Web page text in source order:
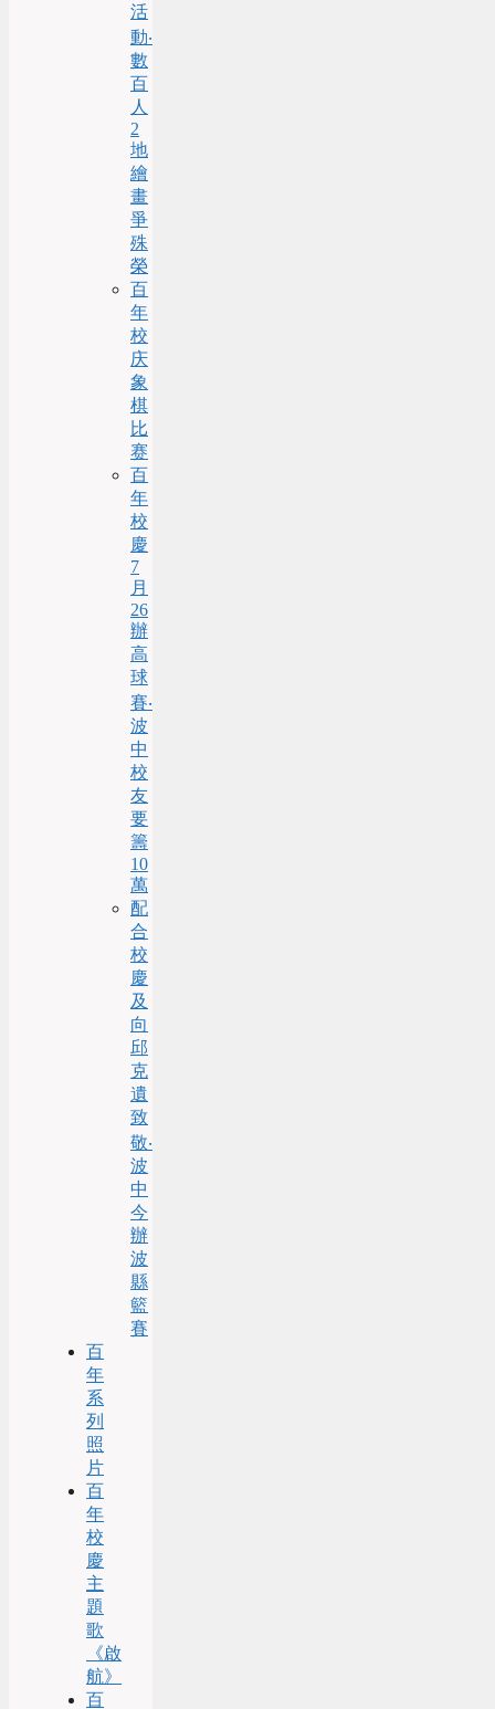
活
動‧
數
百
人
2
地
繪
畫
爭
殊
榮
百
年
校
庆
象
棋
比
赛
百
年
校
慶
7
月
26
辦
高
球
賽‧
波
中
校
友
要
籌
10
萬
配
合
校
慶
及
向
邱
克
遺
致
敬‧
波
中
今
辦
波
縣
籃
賽
百
年
系
列
照
片
百
年
校
慶
主
題
歌
《啟
航》
百